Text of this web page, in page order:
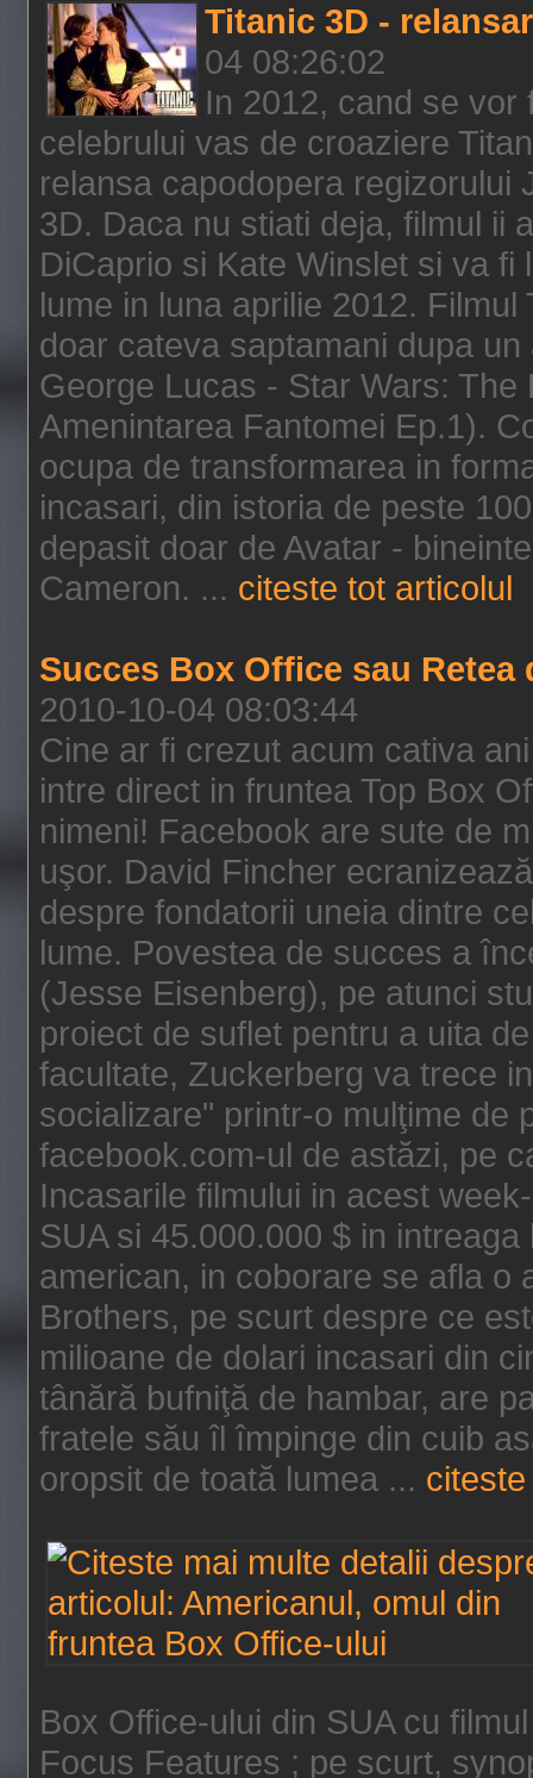
Titanic 3D -
04 08:26:02
In 2012, cand se
celebrului vas de croaziere
relansa capodopera regizorului
3D. Daca nu stiati deja, filmul ii
DiCaprio si Kate Winslet si va
lume in luna aprilie 2012.
doar cateva saptamani dupa
George Lucas - Star Wars:
Amenintarea Fantomei Ep.1).
ocupa de transformarea in
incasari, din istoria de peste
depasit doar de Avatar -
Cameron. ... citeste tot articolul
Succes Box Office sau Retea
2010-10-04 08:03:44
Cine ar fi crezut acum cativa
intre direct in fruntea Top Box
nimeni! Facebook are sute de
uşor. David Fincher
despre fondatorii uneia dintre
lume. Povestea de succes a
(Jesse Eisenberg), pe atunci
proiect de suflet pentru a uita
facultate, Zuckerberg va trece
socializare" printr-o mulţime de
facebook.com-ul de astăzi, pe
Incasarile filmului in acest
SUA si 45.000.000 $ in
american, in coborare se afla o
Brothers, pe scurt despre ce
milioane de dolari incasari din
tânără bufniţă de hambar, are
fratele său îl împinge din cuib
oropsit de toată lumea ...
Box Office-ului din SUA cu
Focus Features ; pe scurt,